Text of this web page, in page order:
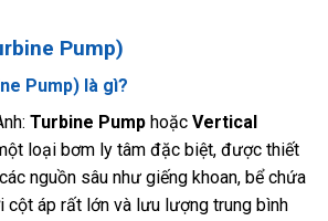
Pump)
Pump) là gì?
Turbine Pump hoặc Vertical
loại bơm ly tâm đặc biệt, được thiết
nguồn sâu như giếng khoan, bể chứa
cột áp rất lớn và lưu lượng trung bình